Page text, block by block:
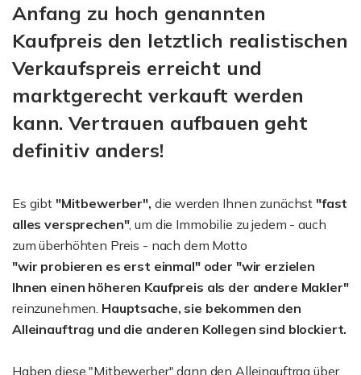
Anfang zu hoch genannten
Kaufpreis den letztlich realistischen
Verkaufspreis erreicht und
marktgerecht verkauft werden
kann. Vertrauen aufbauen geht
definitiv anders!
Es gibt "Mitbewerber", die werden Ihnen zunächst "fast
alles versprechen", um die Immobilie zu jedem - auch
zum überhöhten Preis - nach dem Motto
"wir probieren es erst einmal" oder "wir erzielen
Ihnen einen höheren Kaufpreis als der andere Makler"
reinzunehmen. Hauptsache, sie bekommen den
Alleinauftrag und die anderen Kollegen sind blockiert.
Haben diese "Mitbewerber" dann den Alleinauftrag über